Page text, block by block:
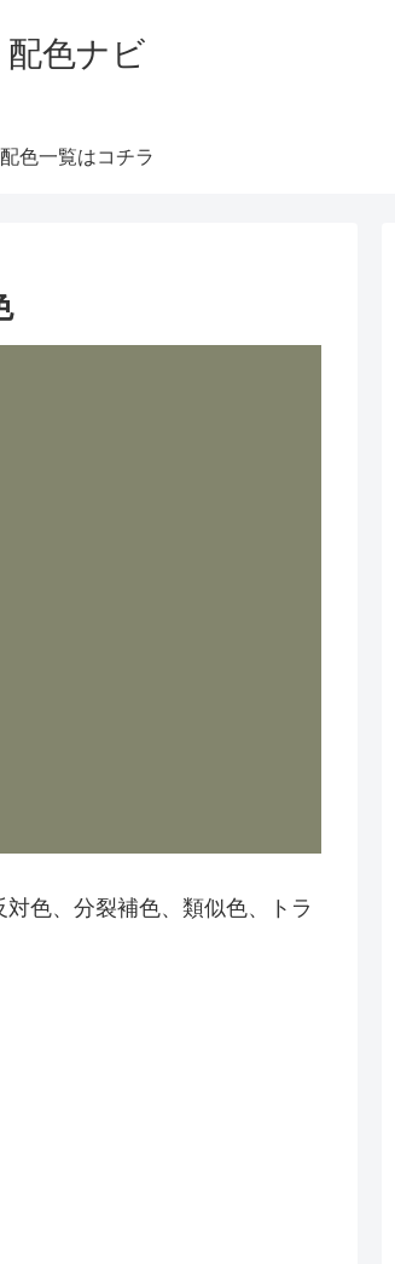
配色ナビ
配色一覧はコチラ
色、分裂補色、類似色、トラ